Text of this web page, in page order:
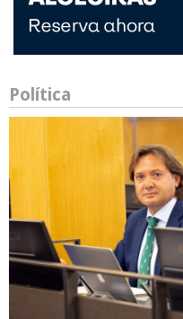
Política